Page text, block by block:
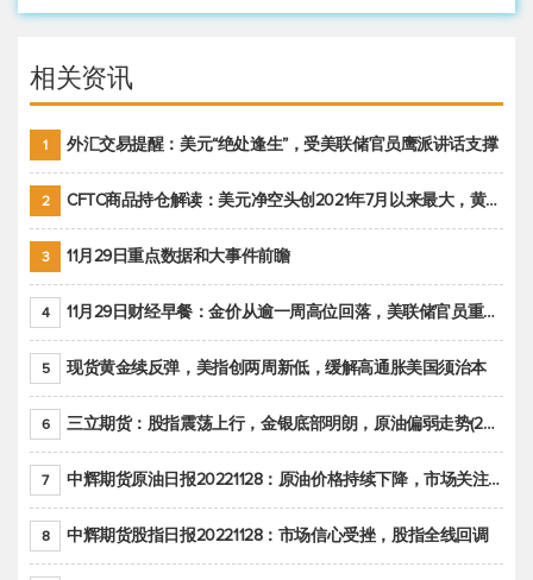
相关资讯
1 外汇交易提醒：美元“绝处逢生”，受美联储官员鹰派讲话支撑
2 CFTC商品持仓解读：美元净空头创2021年7月以来最大，黄金期货投机性净多头头寸减少
3 11月29日重点数据和大事件前瞻
4 11月29日财经早餐：金价从逾一周高位回落，美联储官员重申鹰派立场推动美元回升
5 现货黄金续反弹，美指创两周新低，缓解高通胀美国须治本
6 三立期货：股指震荡上行，金银底部明朗，原油偏弱走势(20221128收评)
7 中辉期货原油日报20221128：原油价格持续下降，市场关注OPEC+新一轮产能政策
8 中辉期货股指日报20221128：市场信心受挫，股指全线回调